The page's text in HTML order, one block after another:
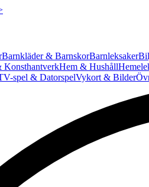
Barnkläder & BarnskorBarnleksaker
KonsthantverkHem & Hushåll
spel & DatorspelVykort & Bilder